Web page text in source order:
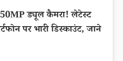
कैमरा! लेटेस्ट
पर भारी डिस्काउंट, जाने